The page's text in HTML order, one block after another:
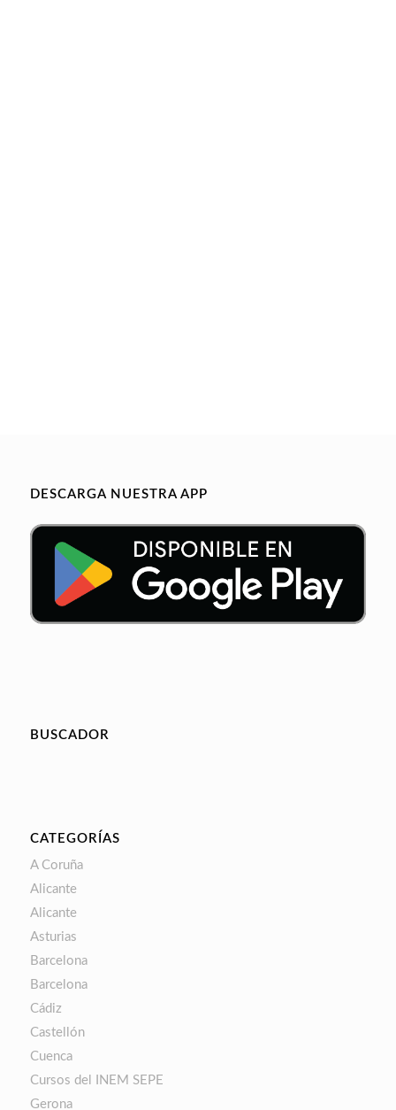
DESCARGA NUESTRA APP
BUSCADOR
CATEGORÍAS
A Coruña
Alicante
Alicante
Asturias
Barcelona
Barcelona
Cádiz
Castellón
Cuenca
Cursos del INEM SEPE
Gerona